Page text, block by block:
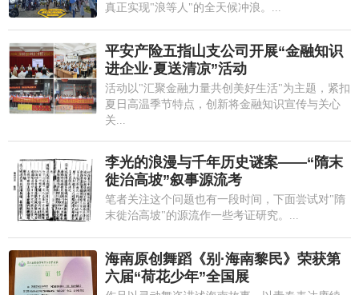
真正实现"浪等人"的全天候冲浪。...
平安产险五指山支公司开展“金融知识
进企业·夏送清凉”活动
活动以"汇聚金融力量共创美好生活"为主题，紧扣
夏日高温季节特点，创新将金融知识宣传与关心
关...
李光的浪漫与千年历史谜案——“隋末
徙治高坡”叙事源流考
笔者关注这个问题也有一段时间，下面尝试对"隋
末徙治高坡"的源流作一些考证研究。...
海南原创舞蹈《别·海南黎民》荣获第
六届“荷花少年”全国展